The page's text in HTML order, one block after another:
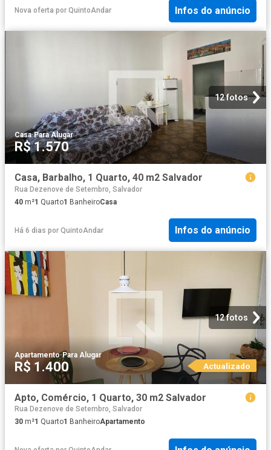
Nova oferta por QuintoAndar Infos do anúncio
12 fotos
Casa·Para Alugar
R$ 1.570
Casa, Barbalho, 1 Quarto, 40 m2 Salvador
Rua Dezenove de Setembro, Salvador
40 m²1 Quarto1 BanheiroCasa
Há 6 dias por QuintoAndar Infos do anúncio
12 fotos
Apartamento·Para Alugar
R$ 1.400 Actualizado
Apto, Comércio, 1 Quarto, 30 m2 Salvador
Rua Dezenove de Setembro, Salvador
30 m²1 Quarto1 BanheiroApartamento